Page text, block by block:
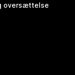
oversættelse